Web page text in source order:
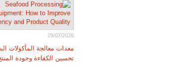
29/07/2026
معدات معالجة المأكولات
تحسين الكفاءة وجودة